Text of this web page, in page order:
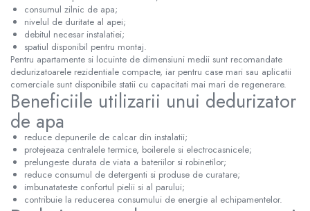
consumul zilnic de apa;
nivelul de duritate al apei;
debitul necesar instalatiei;
spatiul disponibil pentru montaj.
Pentru apartamente si locuinte de dimensiuni medii sunt recomandate
dedurizatoarele rezidentiale compacte, iar pentru case mari sau aplicatii
comerciale sunt disponibile statii cu capacitati mai mari de regenerare.
Beneficiile utilizarii unui dedurizator
de apa
reduce depunerile de calcar din instalatii;
protejeaza centralele termice, boilerele si electrocasnicele;
prelungeste durata de viata a bateriilor si robinetilor;
reduce consumul de detergenti si produse de curatare;
imbunatateste confortul pielii si al parului;
contribuie la reducerea consumului de energie al echipamentelor.